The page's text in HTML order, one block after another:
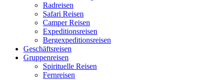
Radreisen
Safari Reisen
Camper Reisen
Expeditionsreisen
Bergexpeditionsreisen
Geschäftsreisen
Gruppenreisen
Spirituelle Reisen
Fernreisen